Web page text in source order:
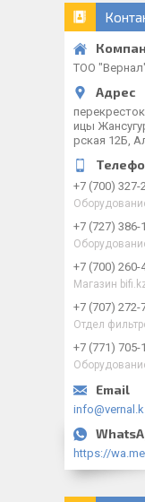
ТОО
ицы
рская 12Б,
+7 (700) 327-
+7 (727) 386-
+7 (700) 260-
Магазин
+7 (707) 272-
Отдел
+7 (771) 705-
https://